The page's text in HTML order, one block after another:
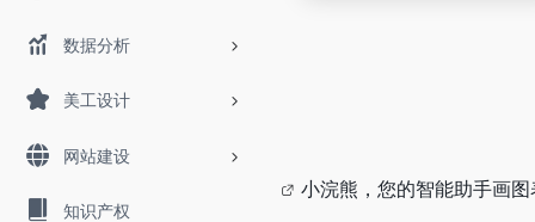
数据分析
美工设计
网站建设
知识产权
小浣熊，您的智能助手画